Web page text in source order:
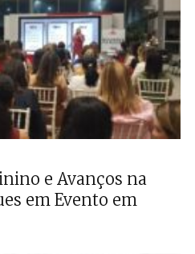
e Avanços na
em Evento em